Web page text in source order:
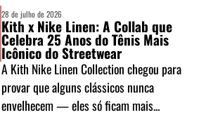
28 de julho de 2026
Kith x Nike Linen: A Collab que
Celebra 25 Anos do Tênis Mais
Icônico do Streetwear
A Kith Nike Linen Collection chegou para
provar que alguns clássicos nunca
envelhecem — eles só ficam mais...